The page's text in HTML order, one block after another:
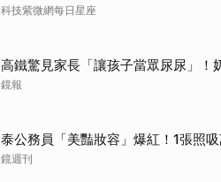
科技紫微網每日星座
高鐵驚見家長「讓孩子當眾尿尿」
鏡報
泰公務員「美豔妝容」爆紅！1張照
鏡週刊